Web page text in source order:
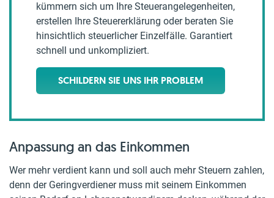
kümmern sich um Ihre Steuerangelegenheiten,
erstellen Ihre Steuererklärung oder beraten Sie
hinsichtlich steuerlicher Einzelfälle. Garantiert
schnell und unkompliziert.
SCHILDERN SIE UNS IHR PROBLEM
Anpassung an das Einkommen
Wer mehr verdient kann und soll auch mehr Steuern zahlen,
denn der Geringverdiener muss mit seinem Einkommen